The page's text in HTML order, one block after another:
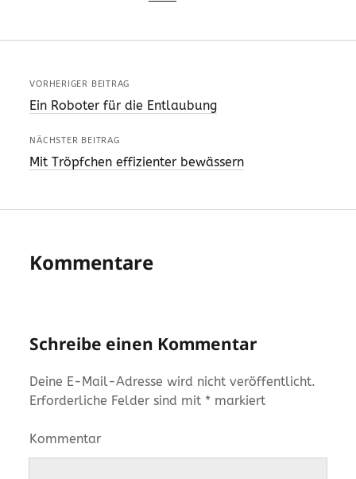
VORHERIGER BEITRAG
Ein Roboter für die Entlaubung
NÄCHSTER BEITRAG
Mit Tröpfchen effizienter bewässern
Kommentare
Schreibe einen Kommentar
Deine E-Mail-Adresse wird nicht veröffentlicht.
Erforderliche Felder sind mit * markiert
Kommentar